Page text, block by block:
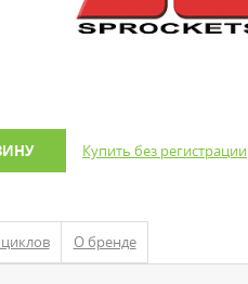
Купить без регистрации
О бренде